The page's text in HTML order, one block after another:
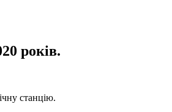
років.
станцію.